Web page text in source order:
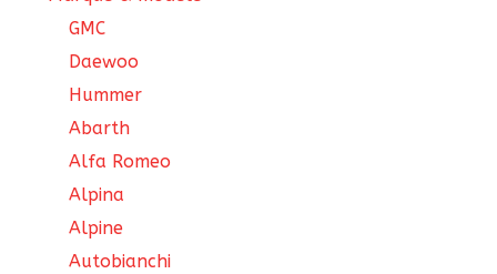
GMC
Daewoo
Hummer
Abarth
Alfa Romeo
Alpina
Alpine
Autobianchi